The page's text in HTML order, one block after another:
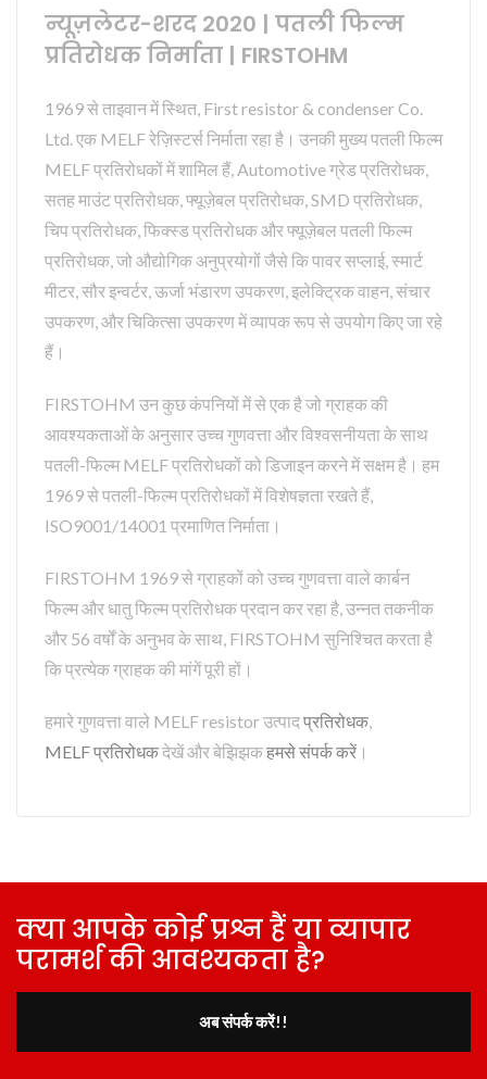
न्यूज़लेटर-शरद 2020 | पतली फिल्म
प्रतिरोधक निर्माता | FIRSTOHM
1969 से ताइवान में स्थित, First resistor & condenser Co.
Ltd. एक MELF रेज़िस्टर्स निर्माता रहा है। उनकी मुख्य पतली फिल्म
MELF प्रतिरोधकों में शामिल हैं, Automotive ग्रेड प्रतिरोधक,
सतह माउंट प्रतिरोधक, फ्यूज़ेबल प्रतिरोधक, SMD प्रतिरोधक,
चिप प्रतिरोधक, फिक्स्ड प्रतिरोधक और फ्यूज़ेबल पतली फिल्म
प्रतिरोधक, जो औद्योगिक अनुप्रयोगों जैसे कि पावर सप्लाई, स्मार्ट
मीटर, सौर इन्वर्टर, ऊर्जा भंडारण उपकरण, इलेक्ट्रिक वाहन, संचार
उपकरण, और चिकित्सा उपकरण में व्यापक रूप से उपयोग किए जा रहे
हैं।
FIRSTOHM उन कुछ कंपनियों में से एक है जो ग्राहक की
आवश्यकताओं के अनुसार उच्च गुणवत्ता और विश्वसनीयता के साथ
पतली-फिल्म MELF प्रतिरोधकों को डिजाइन करने में सक्षम है। हम
1969 से पतली-फिल्म प्रतिरोधकों में विशेषज्ञता रखते हैं,
ISO9001/14001 प्रमाणित निर्माता।
FIRSTOHM 1969 से ग्राहकों को उच्च गुणवत्ता वाले कार्बन
फिल्म और धातु फिल्म प्रतिरोधक प्रदान कर रहा है, उन्नत तकनीक
और 56 वर्षों के अनुभव के साथ, FIRSTOHM सुनिश्चित करता है
कि प्रत्येक ग्राहक की मांगें पूरी हों।
हमारे गुणवत्ता वाले MELF resistor उत्पादप्रतिरोधक
MELF प्रतिरोधकदेखें और बेझिझकहमसे संपर्क करें ।
क्या आपके कोई प्रश्न हैं या व्यापार
परामर्श की आवश्यकता है?
अब संपर्क करें!!